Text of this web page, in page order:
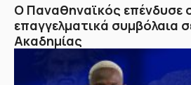
Ο Παναθηναϊκός επένδυσε
επαγγελματικά συμβόλαια
Ακαδημίας